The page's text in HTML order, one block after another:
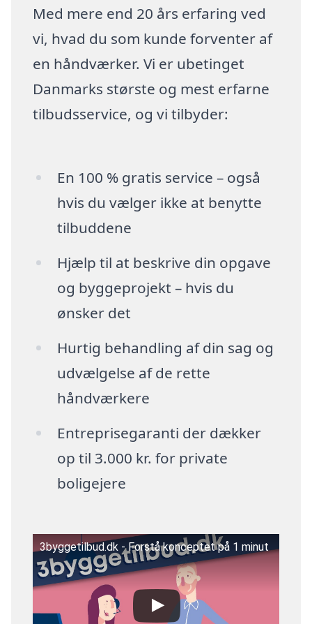
Med mere end 20 års erfaring ved
vi, hvad du som kunde forventer af
en håndværker. Vi er ubetinget
Danmarks største og mest erfarne
tilbudsservice, og vi tilbyder:
En 100 % gratis service – også
hvis du vælger ikke at benytte
tilbuddene
Hjælp til at beskrive din opgave
og byggeprojekt – hvis du
ønsker det
Hurtig behandling af din sag og
udvælgelse af de rette
håndværkere
Entreprisegaranti der dækker
op til 3.000 kr. for private
boligejere
3byggetilbud.dk - Forstå konceptet på 1 minut